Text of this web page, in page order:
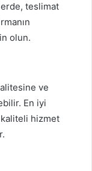
teslimat
olun.
ve
En iyi
hizmet